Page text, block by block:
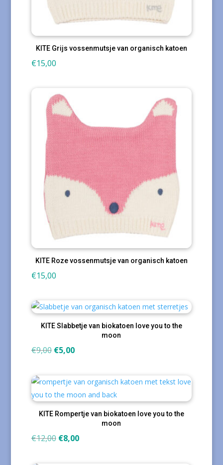
KITE Grijs vossenmutsje van organisch katoen
€15,00
KITE Roze vossenmutsje van organisch katoen
€15,00
KITE Slabbetje van biokatoen love you to the
moon
€9,00 Oorspronkelijke
€9,00.
€5,00Huidige
€5,00.
KITE Rompertje van biokatoen love you to the
moon
€12,00 Oorspronkelijke
€8,00Huidige